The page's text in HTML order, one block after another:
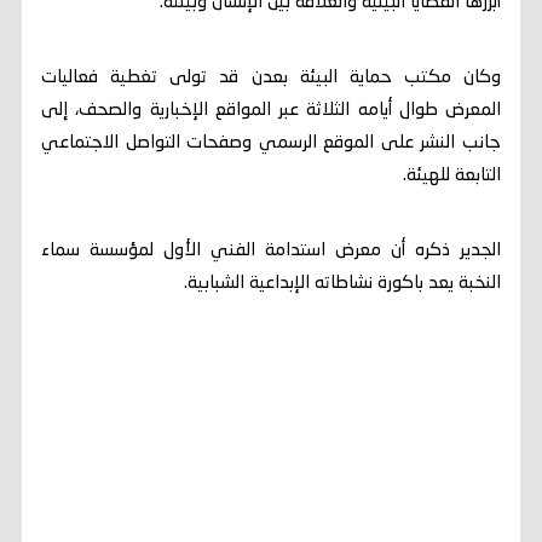
وكان مكتب حماية البيئة بعدن قد تولى تغطية فعاليات
المعرض طوال أيامه الثلاثة عبر المواقع الإخبارية والصحف، إلى
جانب النشر على الموقع الرسمي وصفحات التواصل الاجتماعي
التابعة للهيئة.
الجدير ذكره أن معرض استدامة الفني الأول لمؤسسة سماء
النخبة يعد باكورة نشاطاته الإبداعية الشبابية.